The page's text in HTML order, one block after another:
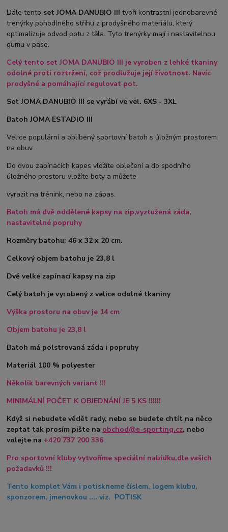
Dále tento set JOMA DANUBIO III tvoří kontrastní jednobarevné
trenýrky pohodlného střihu z prodyšného materiálu, který
optimalizuje odvod potu z těla. Tyto trenýrky mají i nastavitelnou
gumu v pase.
Celý tento set JOMA DANUBIO III je vyroben z lehké tkaniny
odolné proti roztržení, což prodlužuje její životnost. Navíc
prodyšné a pomáhající regulovat pot.
Set JOMA DANUBIO III se vyrábí ve vel. 6XS - 3XL
Batoh JOMA ESTADIO III
Velice populární a oblíbený sportovní batoh s úložným prostorem
na obuv.
Do dvou zapínacích kapes vložíte oblečení a do spodního
úložného prostoru vložíte boty a můžete
vyrazit na trénink, nebo na zápas.
Batoh má dvě oddělené kapsy na zip,vyztužená záda,
nastavitelné popruhy
Rozměry batohu: 46 x 32 x 20 cm.
Celkový objem batohu je 23,8 l
Dvě velké zapínací kapsy na zip
Celý batoh je vyrobený z velice odolné tkaniny
Výška prostoru na obuv je 14 cm
Objem batohu je 23,8 l
Batoh má polstrovaná záda i popruhy
Materiál 100 % polyester
Několik barevných variant !!!
MINIMÁLNÍ POČET K OBJEDNÁNÍ JE 5 KS !!!!!!
Když si nebudete vědět rady, nebo se budete chtít na něco
zeptat tak prosím pište na obchod@e-sporting.cz, nebo
volejte na +420 737 200 336
Pro sportovní kluby vytvoříme speciální nabídku,dle vašich
požadavků !!!
Tento komplet Vám i potiskneme číslem, logem klubu,
sponzorem, jmenovkou .... viz. POTISK